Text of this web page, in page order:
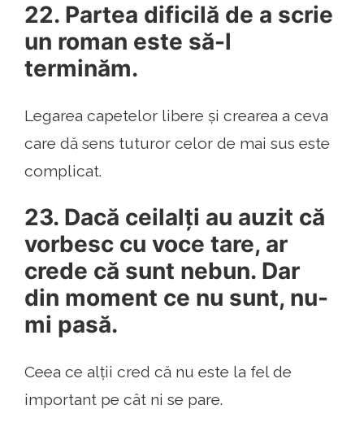
22. Partea dificilă de a scrie
un roman este să-l
terminăm.
Legarea capetelor libere și crearea a ceva
care dă sens tuturor celor de mai sus este
complicat.
23. Dacă ceilalți au auzit că
vorbesc cu voce tare, ar
crede că sunt nebun. Dar
din moment ce nu sunt, nu-
mi pasă.
Ceea ce alții cred că nu este la fel de
important pe cât ni se pare.